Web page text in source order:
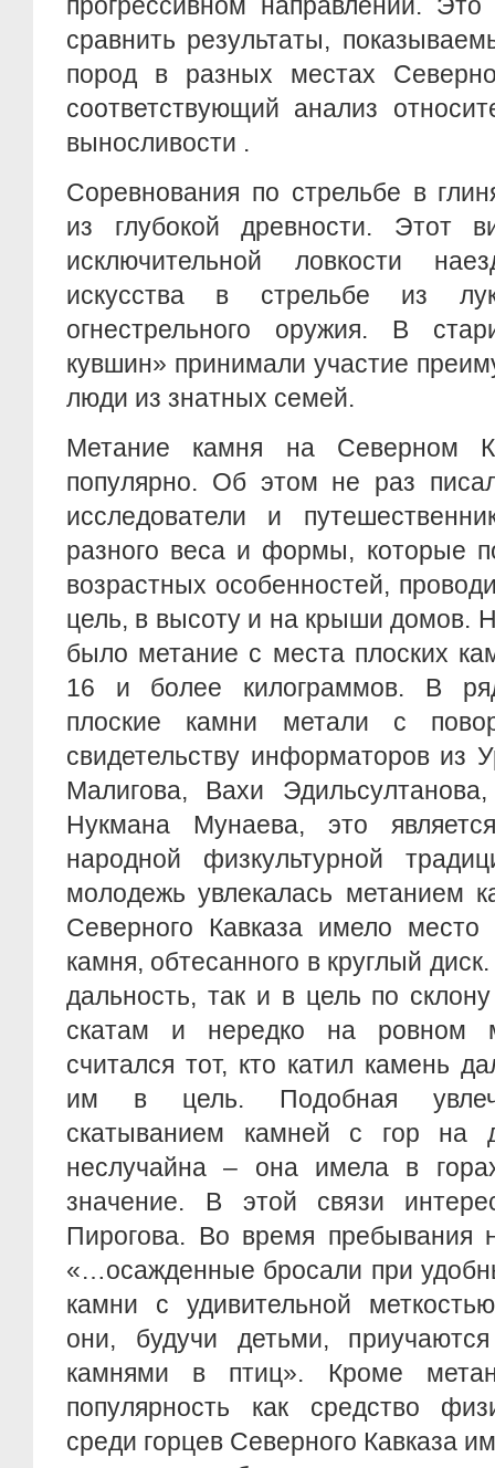
сравнить результаты,
пород в разных местах
соответствующий анализ
выносливости .
Соревнования по стрельбе в
из глубокой древности. Этот
исключительной ловкости
искусства в стрельбе из
огнестрельного оружия. В
кувшин» принимали участие
люди из знатных семей.
Метание камня на Северном
популярно. Об этом не раз
исследователи и
разного веса и формы, которые
возрастных особенностей,
цель, в высоту и на крыши домов.
было метание с места плоских
16 и более килограммов. В
плоские камни метали с
свидетельству информаторов из
Малигова, Вахи
Нукмана Мунаева, это
народной физкультурной
молодежь увлекалась метанием
Северного Кавказа имело
камня, обтесанного в круглый
дальность, так и в цель по
скатам и нередко на ровном
считался тот, кто катил камень
им в цель. Подобная
скатыванием камней с гор на
неслучайна – она имела в
значение. В этой связи
Пирогова. Во время пребывания
«…осажденные бросали при
камни с удивительной
они, будучи детьми,
камнями в птиц». Кроме
популярность как средство
среди горцев Северного Кавказа